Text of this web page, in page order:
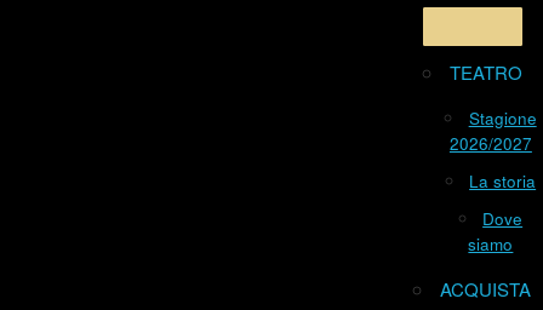
TEATRO
Stagione
2026/2027
La storia
Dove
siamo
ACQUISTA